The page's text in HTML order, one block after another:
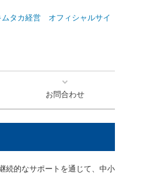
お問合わせ
続的なサポートを通じて、中小